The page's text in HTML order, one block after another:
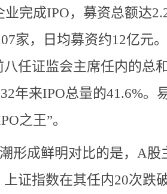
业完成IPO，募资总额达
家，日均募资约12亿元
任证监会主席任内的总
年来IPO总量的41.6%。
之王”。
形成鲜明对比的是，A股
证指数在其任内20次跌